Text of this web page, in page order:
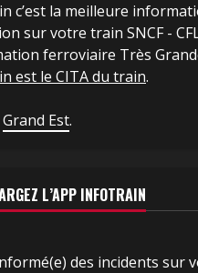
c’est la meilleure
sur votre train SNCF -
ferroviaire Très
est le CITA du train.
Grand Est.
L’APP INFOTRAIN
des incidents sur